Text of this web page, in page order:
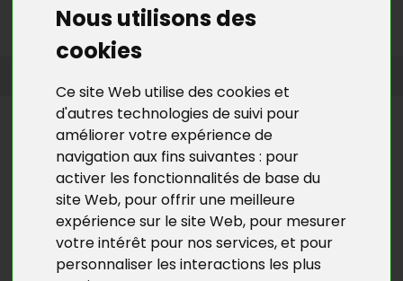
Nous utilisons des
cookies
Ce site Web utilise des cookies et
d'autres technologies de suivi pour
améliorer votre expérience de
navigation aux fins suivantes : pour
activer les fonctionnalités de base du
site Web, pour offrir une meilleure
expérience sur le site Web, pour mesurer
votre intérêt pour nos services,et pour
personnaliser les interactions les plus
MENU MON RDV GRATUIT
D’ENTREPRISES EN YVELINES
L’ACTU DE BGE YVELINES
LA TOURNÉE GPS&O DU BUS BGE
DE LA CRÉATION D'ENTREPRISE
ARRIVE AVEC LE PRINTEMPS...
... même si le printemps démarre officiellement le 20